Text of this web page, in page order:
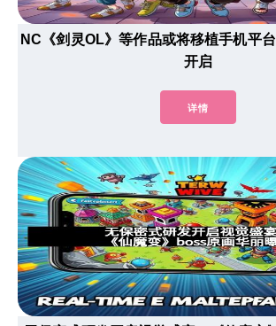
NC《剑灵OL》等作品或将移植手机平
开启
详情